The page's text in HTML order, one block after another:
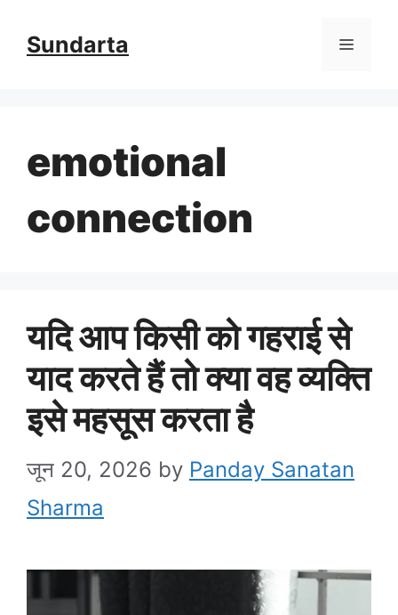
Sundarta Menu
emotional
connection
यदि आप किसी को गहराई से
याद करते हैं तो क्या वह व्यक्ति
इसे महसूस करता है
जून 20, 2026 by Panday Sanatan
Sharma